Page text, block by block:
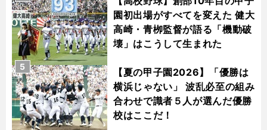
園初出場がすべてを変えた 健大
高崎・青栁監督が語る「機動破
壊」はこうして生まれた
【夏の甲子園2026】「優勝は
横浜じゃない」 波乱必至の組み
合わせで識者５人が選んだ優勝
校はここだ！
5